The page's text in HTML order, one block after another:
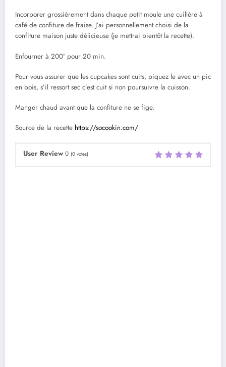
Incorporer grossièrement dans chaque petit moule une cuillère à
café de confiture de fraise. J’ai personnellement choisi de la
confiture maison juste délicieuse (je mettrai bientôt la recette).
Enfourner à 200° pour 20 min.
Pour vous assurer que les cupcakes sont cuits, piquez le avec un pic
en bois, s’il ressort sec c’est cuit si non poursuivre la cuisson.
Manger chaud avant que la confiture ne se fige.
Source de la recette https://socookin.com/
User Review 0 (0 votes)